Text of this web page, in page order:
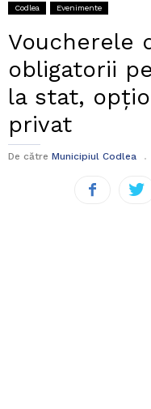
Codlea Evenimente
Voucherele
obligatorii
la stat,
privat
De către Municipiul Codlea